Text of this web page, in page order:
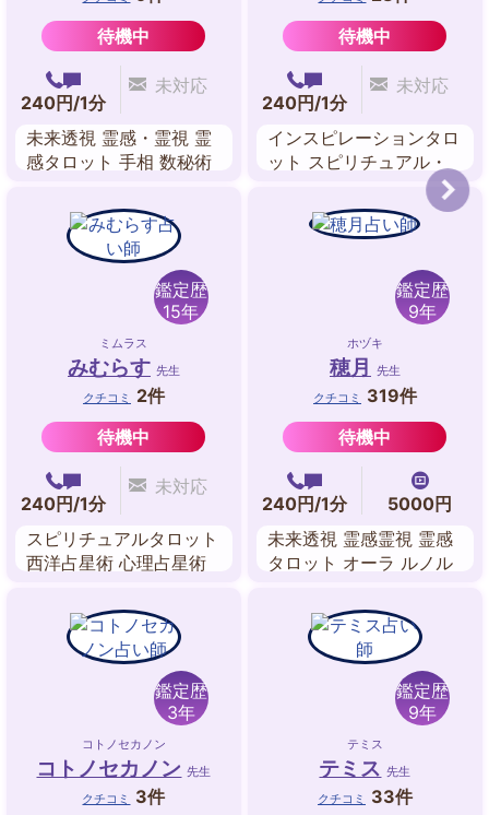
待機中
240円/1分
未対応
未来透視 霊感・霊視 霊
感タロット 手相 数秘術
待機中
240円/1分
未対応
インスピレーションタロ
ット スピリチュアル・
鑑定歴
15年
ミムラス
みむらす 先生
クチコミ
2件
待機中
240円/1分
未対応
スピリチュアルタロット
西洋占星術 心理占星術
イス ペンジュラム
鑑定歴
9年
ホヅキ
穂月 先生
クチコミ
319件
待機中
240円/1分
5000円
未来透視 霊感霊視 霊感
タロット オーラ ルノル
ジュラム エネルギーワ
鑑定歴
3年
コトノセカノン
コトノセカノン 先生
クチコミ
3件
鑑定歴
9年
テミス
テミス 先生
クチコミ
33件